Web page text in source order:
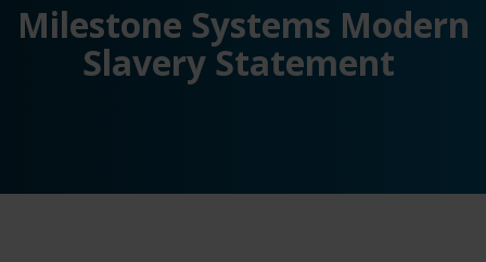
Milestone Systems Modern
Slavery Statement